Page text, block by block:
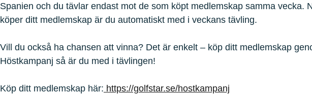
Spanien och du tävlar endast mot de som köpt medlemskap samma vecka.
köper ditt medlemskap är du automatiskt med i veckans tävling.
Vill du också ha chansen att vinna? Det är enkelt – köp ditt medlemskap
Höstkampanj så är du med i tävlingen!
Köp ditt medlemskap här: https://golfstar.se/hostkampanj